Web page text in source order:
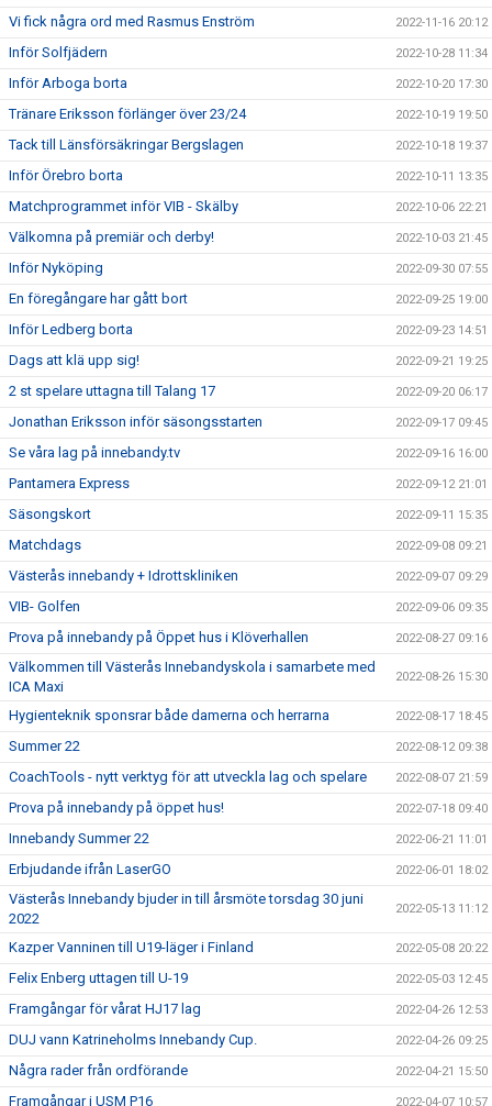
Vi fick några ord med Rasmus Enström 2022-11-16 20:12
Inför Solfjädern 2022-10-28 11:34
Inför Arboga borta 2022-10-20 17:30
Tränare Eriksson förlänger över 23/24 2022-10-19 19:50
Tack till Länsförsäkringar Bergslagen 2022-10-18 19:37
Inför Örebro borta 2022-10-11 13:35
Matchprogrammet inför VIB - Skälby 2022-10-06 22:21
Välkomna på premiär och derby! 2022-10-03 21:45
Inför Nyköping 2022-09-30 07:55
En föregångare har gått bort 2022-09-25 19:00
Inför Ledberg borta 2022-09-23 14:51
Dags att klä upp sig! 2022-09-21 19:25
2 st spelare uttagna till Talang 17 2022-09-20 06:17
Jonathan Eriksson inför säsongsstarten 2022-09-17 09:45
Se våra lag på innebandy.tv 2022-09-16 16:00
Pantamera Express 2022-09-12 21:01
Säsongskort 2022-09-11 15:35
Matchdags 2022-09-08 09:21
Västerås innebandy + Idrottskliniken 2022-09-07 09:29
VIB- Golfen 2022-09-06 09:35
Prova på innebandy på Öppet hus i Klöverhallen 2022-08-27 09:16
Välkommen till Västerås Innebandyskola i samarbete med
ICA Maxi
2022-08-26 15:30
Hygienteknik sponsrar både damerna och herrarna 2022-08-17 18:45
Summer 22 2022-08-12 09:38
CoachTools - nytt verktyg för att utveckla lag och spelare 2022-08-07 21:59
Prova på innebandy på öppet hus! 2022-07-18 09:40
Innebandy Summer 22 2022-06-21 11:01
Erbjudande ifrån LaserGO 2022-06-01 18:02
Västerås Innebandy bjuder in till årsmöte torsdag 30 juni
2022
2022-05-13 11:12
Kazper Vanninen till U19-läger i Finland 2022-05-08 20:22
Felix Enberg uttagen till U-19 2022-05-03 12:45
Framgångar för vårat HJ17 lag 2022-04-26 12:53
DUJ vann Katrineholms Innebandy Cup. 2022-04-26 09:25
Några rader från ordförande 2022-04-21 15:50
Framgångar i USM P16 2022-04-07 10:57